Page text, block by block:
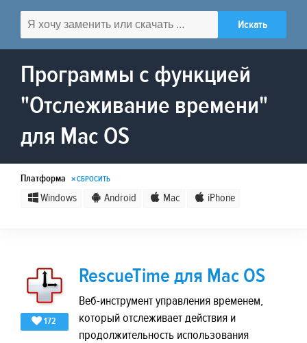
Программы с функцией
"Отслеживание времени"
для Mac OS
Платформа × СБРОСИТЬ
Windows Android Mac iPhone
172
RescueTime для Mac OS
Веб-инструмент управления временем,
который отслеживает действия и
продолжительность использования